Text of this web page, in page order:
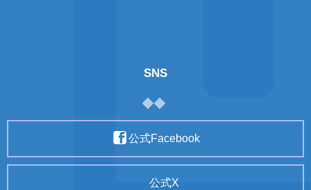
SNS
公式Facebook
公式X